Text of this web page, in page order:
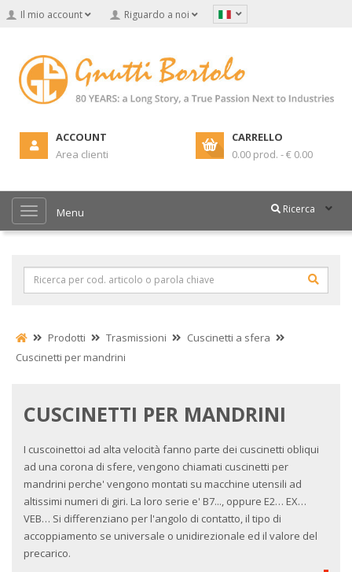
Il mio account Riguardo a noi
ACCOUNT
Area clienti
CARRELLO
0.00 prod. - € 0.00
Menu Ricerca
Prodotti Trasmissioni
Cuscinetti a sfera
Cuscinetti per mandrini
CUSCINETTI PER MANDRINI
I cuscoinettoi ad alta velocità fanno parte dei cuscinetti obliqui
ad una corona di sfere, vengono chiamati cuscinetti per
mandrini perche' vengono montati su macchine utensili ad
altissimi numeri di giri. La loro serie e' B7..., oppure E2… EX…
VEB… Si differenziano per l'angolo di contatto, il tipo di
accoppiamento se universale o unidirezionale ed il valore del
precarico.